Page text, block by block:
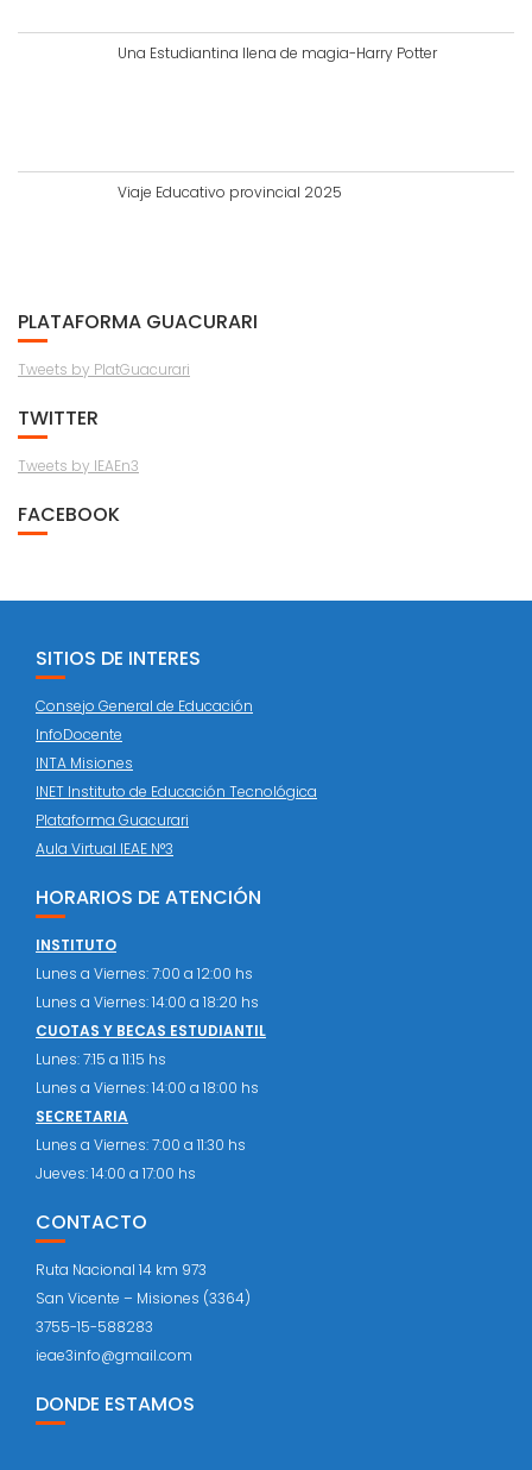
Una Estudiantina llena de magia-Harry Potter
Viaje Educativo provincial 2025
PLATAFORMA GUACURARI
Tweets by PlatGuacurari
TWITTER
Tweets by IEAEn3
FACEBOOK
SITIOS DE INTERES
Consejo General de Educación
InfoDocente
INTA Misiones
INET Instituto de Educación Tecnológica
Plataforma Guacurari
Aula Virtual IEAE N°3
HORARIOS DE ATENCIÓN
INSTITUTO
Lunes a Viernes: 7:00 a 12:00 hs
Lunes a Viernes: 14:00 a 18:20 hs
CUOTAS Y BECAS ESTUDIANTIL
Lunes: 7:15 a 11:15 hs
Lunes a Viernes: 14:00 a 18:00 hs
SECRETARIA
Lunes a Viernes: 7:00 a 11:30 hs
Jueves: 14:00 a 17:00 hs
CONTACTO
Ruta Nacional 14 km 973
San Vicente – Misiones (3364)
3755-15-588283
ieae3info@gmail.com
DONDE ESTAMOS